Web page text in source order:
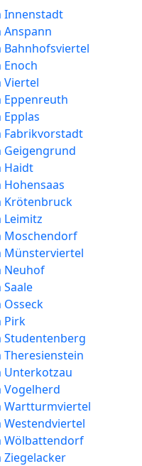
Innenstadt
Anspann
Bahnhofsviertel
Viertel
Eppenreuth
Fabrikvorstadt
Geigengrund
Haidt
Krötenbruck
Leimitz
Moschendorf
Münsterviertel
Neuhof
Osseck
Pirk
Studentenberg
Unterkotzau
Vogelherd
Wartturmviertel
Westendviertel
Wölbattendorf
Ziegelacker